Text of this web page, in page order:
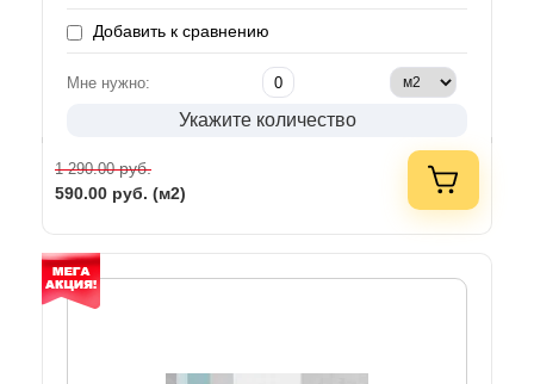
Добавить к сравнению
Мне нужно:
Укажите количество
1 290.00руб.
590.00 руб. (м2)